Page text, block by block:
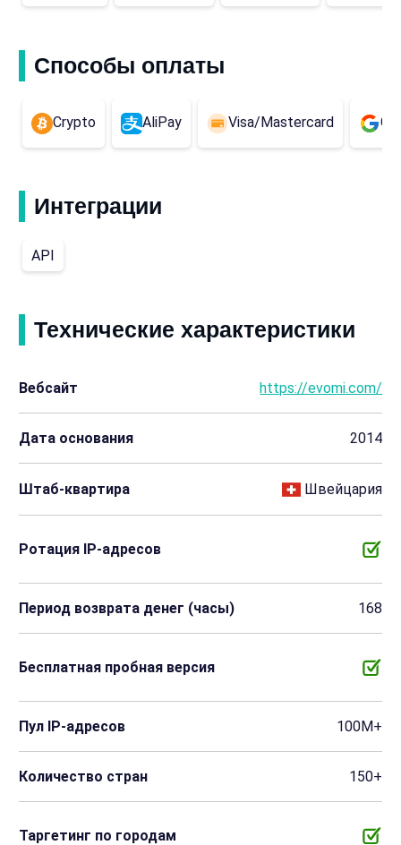
Способы оплаты
Crypto AliPay Visa/Mastercard
Интеграции
API
Технические характеристики
Вебсайт https://evomi.com/
Дата основания 2014
Штаб-квартира Швейцария
Ротация IP-адресов
Период возврата денег (часы) 168
Бесплатная пробная версия
Пул IP-адресов 100M+
Количество стран 150+
Таргетинг по городам